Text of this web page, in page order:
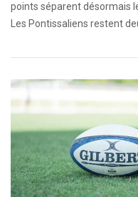
points séparent désormais
Les Pontissaliens restent